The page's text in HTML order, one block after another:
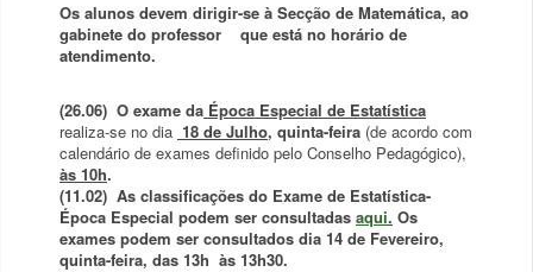
Os alunos devem dirigir-se à Secção de Matemática, ao
gabinete do professor que está no horário de
atendimento.
(26.06) O exame da Época Especial de Estatística
realiza-se no dia 18 de Julho, quinta-feira (de acordo com
calendário de exames definido pelo Conselho Pedagógico),
às 10h.
(11.02) As classificações do Exame de Estatística-
Época Especial podem ser consultadas aqui. Os
exames podem ser consultados dia 14 de Fevereiro,
quinta-feira, das 13h às 13h30.